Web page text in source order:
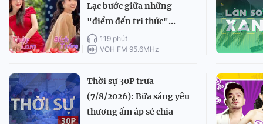
Lạc bước giữa những
"điểm đến tri thức"...
119 phút
VOH FM 95.6MHz
Thời sự 30P trưa
(7/8/2026): Bữa sáng yêu
thương ấm áp sẻ chia